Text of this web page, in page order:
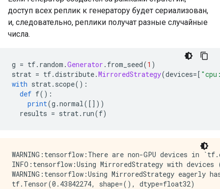
доступ всех реплик к генератору будет сериализован,
и, следовательно, реплики получат разные случайные
числа.
g = tf. random .Generator . from_seed(1 )
strat = tf.distribute.MirroredStrategy(devices=[
with strat. scope():
def f():
print(g .normal([]))
results = strat. run(f)
WARNING:tensorflow:There are non-GPU devices
INFO:tensorflow:Using MirroredStrategy with
WARNING:tensorflow:Using MirroredStrategy
tf.Tensor(0.43842274, shape=(), dtype=float32)